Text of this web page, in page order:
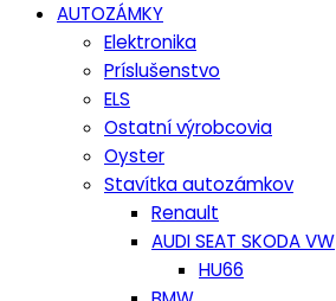
AUTOZÁMKY
Elektronika
Príslušenstvo
ELS
Ostatní výrobcovia
Oyster
Stavítka autozámkov
Renault
AUDI SEAT SKODA VW
HU66